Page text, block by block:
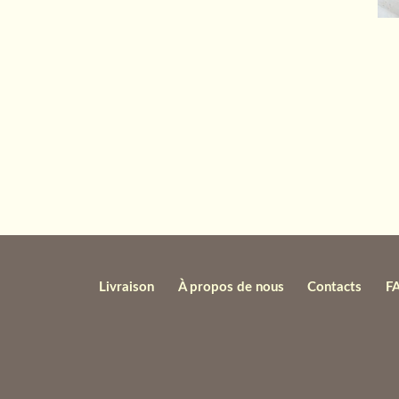
Livraison À propos de nous Contacts